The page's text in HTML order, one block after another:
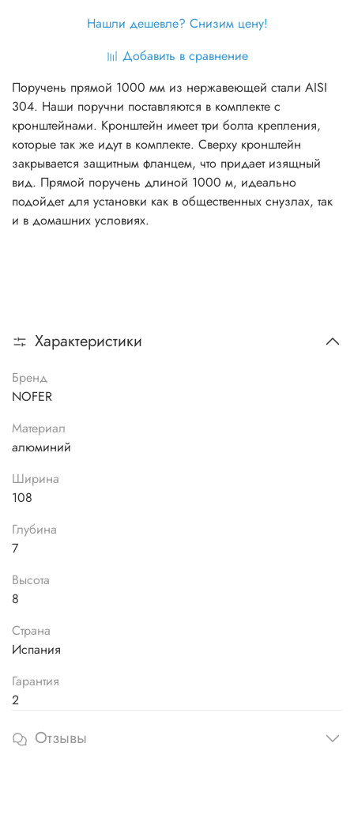
Нашли дешевле? Снизим цену!
Добавить в сравнение
Поручень прямой 1000 мм из нержавеющей стали AISI
304. Наши поручни поставляются в комплекте с
кронштейнами. Кронштейн имеет три болта крепления,
которые так же идут в комплекте. Сверху кронштейн
закрывается защитным фланцем, что придает изящный
вид. Прямой поручень длиной 1000 м, идеально
подойдет для установки как в общественных снузлах, так
и в домашних условиях.
Характеристики
Бренд
NOFER
Материал
алюминий
Ширина
108
Глубина
7
Высота
8
Страна
Испания
Гарантия
2
Отзывы